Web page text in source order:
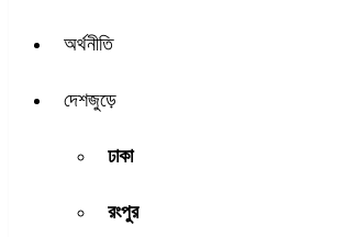
অর্থনীতি
দেশজুড়ে
ঢাকা
রংপুর